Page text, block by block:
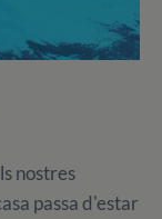
nostres
passa d'estar